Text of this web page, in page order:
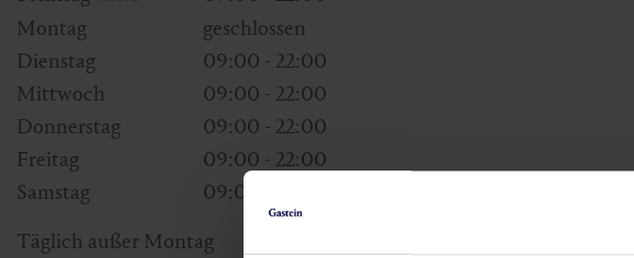
Montag
geschlossen
Dienstag
09:00 - 22:00
Mittwoch
09:00 - 22:00
Donnerstag
09:00 - 22:00
Freitag
09:00 - 22:00
Samstag
09:00 - 22:00
Täglich außer Montag